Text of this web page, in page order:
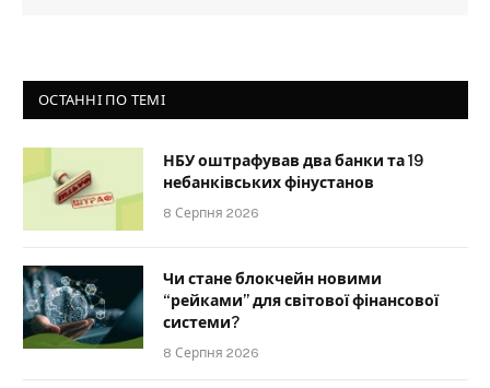
ОСТАННІ ПО ТЕМІ
НБУ оштрафував два банки та 19
небанківських фінустанов
8 Серпня 2026
Чи стане блокчейн новими
“рейками” для світової фінансової
системи?
8 Серпня 2026